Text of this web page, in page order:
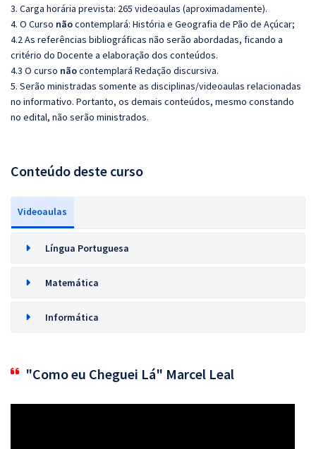
3. Carga horária prevista: 265 videoaulas (aproximadamente).
4. O Curso nãocontemplará: História e Geografia de Pão de Açúcar;
4.2 As referências bibliográficas não serão abordadas, ficando a
critério do Docente a elaboração dos conteúdos.
4.3 O curso nãocontemplará Redação discursiva.
5. Serão ministradas somente as disciplinas/videoaulas relacionadas
no informativo. Portanto, os demais conteúdos, mesmo constando
no edital, não serão ministrados.
Conteúdo deste curso
Videoaulas
Língua Portuguesa
Matemática
Informática
"Como eu Cheguei Lá" Marcel Leal